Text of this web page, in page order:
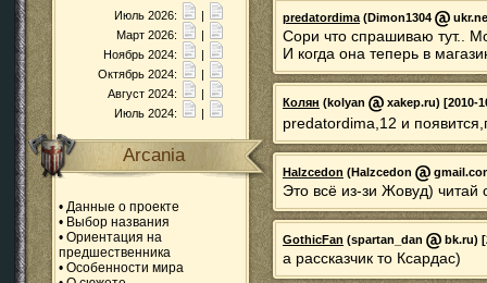
Июль 2026:
|
Март 2026:
|
Ноябрь 2024:
|
Октябрь 2024:
|
Август 2024:
|
Июль 2024:
|
Arcania
• Данные о проекте
• Выбор названия
• Ориентация на
предшественника
• Особенности мира
predatordima(Dimon1304
Сори что спрашиваю тут..
И когда она теперь в
Колян (kolyan xakep.ru) [2010-
predatordima,12 и
Halzcedon (Halzcedon
Это всё из-зи Жовуд) читай
GothicFan (spartan_dan bk.ru)
а рассказчик то Ксардас)